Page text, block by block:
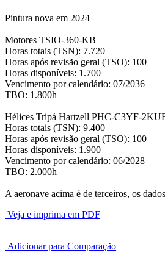
Pintura nova em 2024
Motores TSIO-360-KB
Horas totais (TSN): 7.720
Horas após revisão geral (TSO): 100
Horas disponíveis: 1.700
Vencimento por calendário: 07/2036
TBO: 1.800h
Hélices Tripá Hartzell PHC-C3YF-
Horas totais (TSN): 9.400
Horas após revisão geral (TSO): 100
Horas disponíveis: 1.900
Vencimento por calendário: 06/2028
TBO: 2.000h
A aeronave acima é de terceiros, os
Veja e imprima em PDF
Adicionar para Comparação